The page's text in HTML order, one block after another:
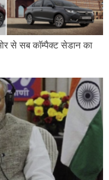
से सब कॉम्पैक्ट सेडान का